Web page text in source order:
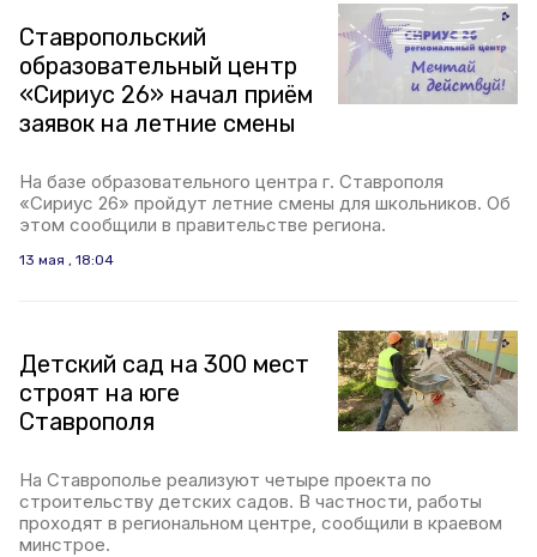
Ставропольский
образовательный центр
«Сириус 26» начал приём
заявок на летние смены
На базе образовательного центра г. Ставрополя
«Сириус 26» пройдут летние смены для школьников. Об
этом сообщили в правительстве региона.
13 мая , 18:04
Детский сад на 300 мест
строят на юге
Ставрополя
На Ставрополье реализуют четыре проекта по
строительству детских садов. В частности, работы
проходят в региональном центре, сообщили в краевом
минстрое.